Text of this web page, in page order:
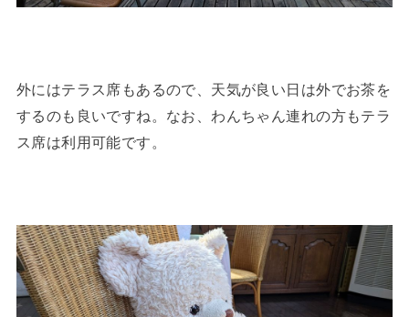
外にはテラス席もあるので、天気が良い日は外でお茶を
するのも良いですね。なお、わんちゃん連れの方もテラ
ス席は利用可能です。